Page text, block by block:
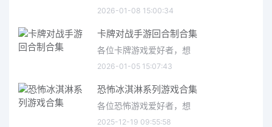
2026-01-08 15:00:34
卡牌对战手游回合制合集
各位卡牌游戏爱好者，想
2026-01-05 15:07:43
恐怖冰淇淋系列游戏合集
各位恐怖游戏爱好者，想
2025-12-19 09:55:58